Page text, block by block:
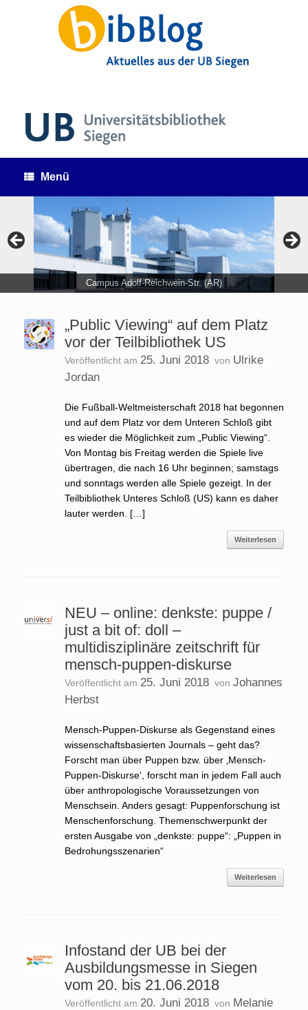
Menü
Campus Adolf-Reichwein-Str. (AR)
„Public Viewing“ auf dem Platz
vor der Teilbibliothek US
Veröffentlicht am 25. Juni 2018 von Ulrike
Jordan
Die Fußball-Weltmeisterschaft 2018 hat begonnen
und auf dem Platz vor dem Unteren Schloß gibt
es wieder die Möglichkeit zum „Public Viewing“.
Von Montag bis Freitag werden die Spiele live
übertragen, die nach 16 Uhr beginnen; samstags
und sonntags werden alle Spiele gezeigt. In der
Teilbibliothek Unteres Schloß (US) kann es daher
lauter werden. […]
Weiterlesen
NEU – online: denkste: puppe /
just a bit of: doll –
multidisziplinäre zeitschrift für
mensch-puppen-diskurse
Veröffentlicht am 25. Juni 2018 von Johannes
Herbst
Mensch-Puppen-Diskurse als Gegenstand eines
wissenschaftsbasierten Journals – geht das?
Forscht man über Puppen bzw. über ‚Mensch-
Puppen-Diskurse‘, forscht man in jedem Fall auch
über anthropologische Voraussetzungen von
Menschsein. Anders gesagt: Puppenforschung ist
Menschenforschung. Themenschwerpunkt der
ersten Ausgabe von „denkste: puppe“: „Puppen in
Bedrohungsszenarien“
Weiterlesen
Infostand der UB bei der
Ausbildungsmesse in Siegen
vom 20. bis 21.06.2018
Veröffentlicht am 20. Juni 2018 von Melanie